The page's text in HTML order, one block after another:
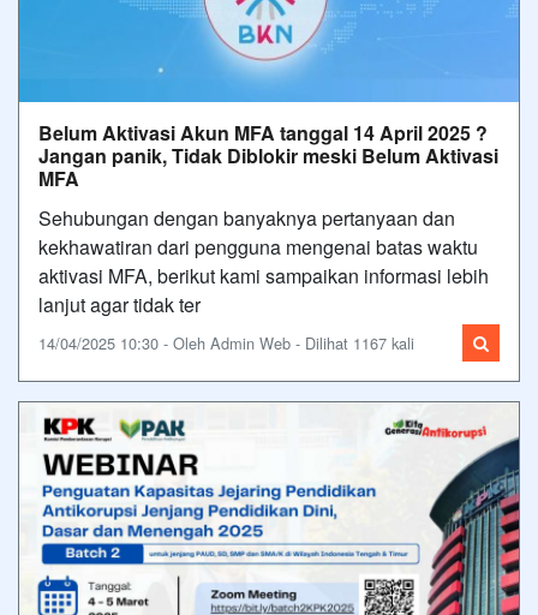
Belum Aktivasi Akun MFA tanggal 14 April 2025 ?
Jangan panik, Tidak Diblokir meski Belum Aktivasi
MFA
Sehubungan dengan banyaknya pertanyaan dan
kekhawatiran dari pengguna mengenai batas waktu
aktivasi MFA, berikut kami sampaikan informasi lebih
lanjut agar tidak ter
14/04/2025 10:30 - Oleh Admin Web - Dilihat 1167 kali